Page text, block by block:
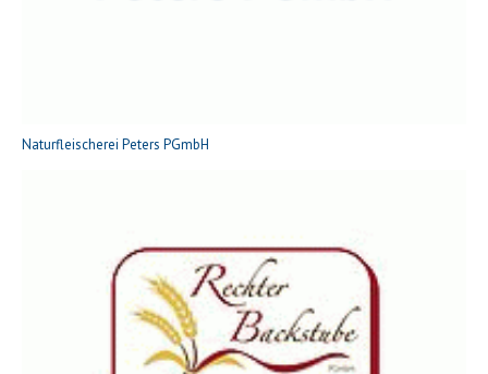
Naturfleischerei Peters PGmbH